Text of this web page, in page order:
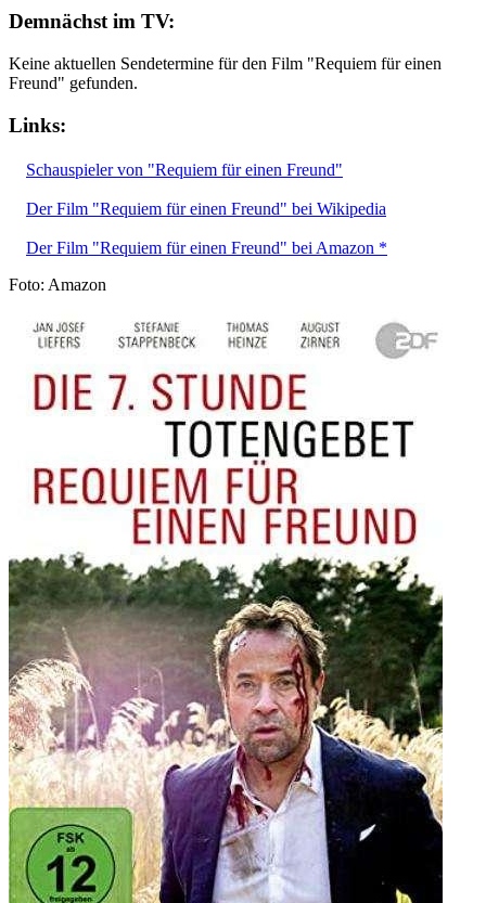
Demnächst im TV:
Keine aktuellen Sendetermine für den Film "Requiem für einen
Freund" gefunden.
Links:
Schauspieler von "Requiem für einen Freund"
Der Film "Requiem für einen Freund" bei Wikipedia
Der Film "Requiem für einen Freund" bei Amazon *
Foto: Amazon